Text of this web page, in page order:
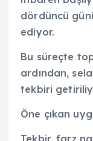
dördüncü
ediyor.
Bu süreçte
ardından,
tekbiri
Öne çıkan